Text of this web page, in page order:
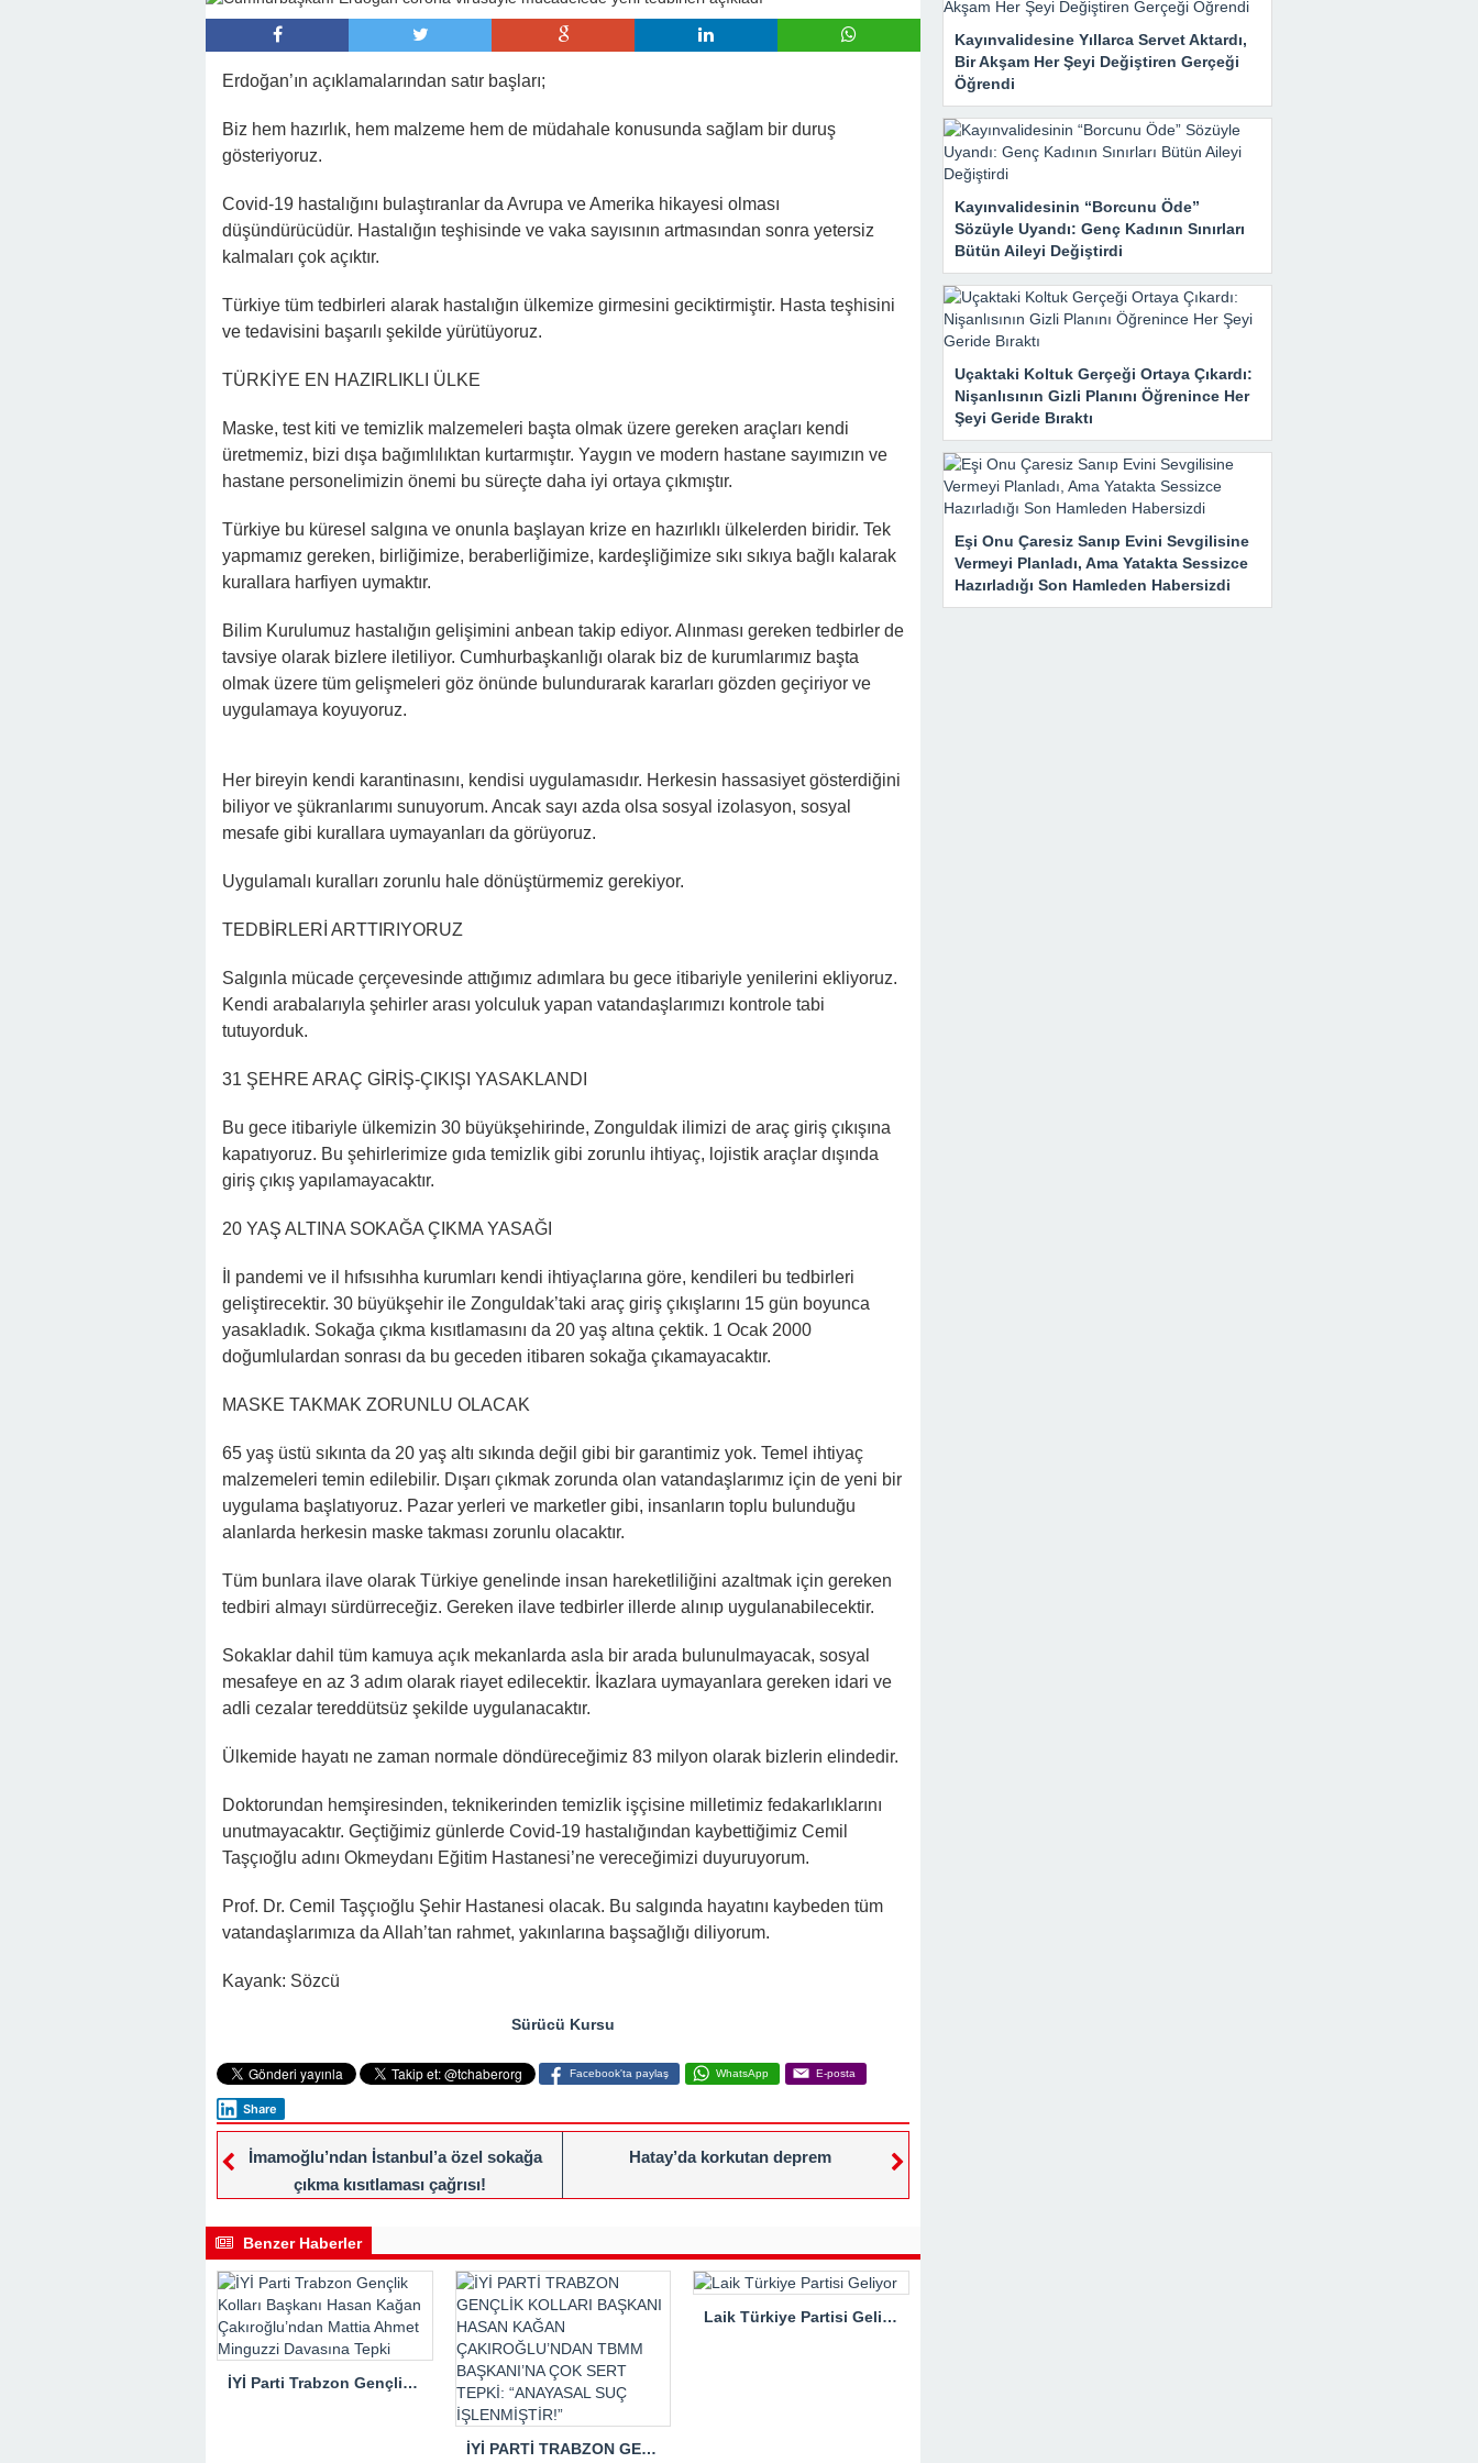
22:16 -Hapisten Dönen Kayınpederini Mahzene Saklamak İstediler, Gelini Gerçeği Ortaya Çıkardı
Erdoğan’ın açıklamalarından satır başları;
Biz hem hazırlık, hem malzeme hem de müdahale konusunda sağlam bir duruş
gösteriyoruz.
Covid-19 hastalığını bulaştıranlar da Avrupa ve Amerika hikayesi olması
düşündürücüdür. Hastalığın teşhisinde ve vaka sayısının artmasından sonra yetersiz
kalmaları çok açıktır.
Türkiye tüm tedbirleri alarak hastalığın ülkemize girmesini geciktirmiştir. Hasta teşhisini
ve tedavisini başarılı şekilde yürütüyoruz.
TÜRKİYE EN HAZIRLIKLI ÜLKE
Maske, test kiti ve temizlik malzemeleri başta olmak üzere gereken araçları kendi
üretmemiz, bizi dışa bağımlılıktan kurtarmıştır. Yaygın ve modern hastane sayımızın ve
hastane personelimizin önemi bu süreçte daha iyi ortaya çıkmıştır.
Türkiye bu küresel salgına ve onunla başlayan krize en hazırlıklı ülkelerden biridir. Tek
yapmamız gereken, birliğimize, beraberliğimize, kardeşliğimize sıkı sıkıya bağlı kalarak
kurallara harfiyen uymaktır.
Bilim Kurulumuz hastalığın gelişimini anbean takip ediyor. Alınması gereken tedbirler de
tavsiye olarak bizlere iletiliyor. Cumhurbaşkanlığı olarak biz de kurumlarımız başta
olmak üzere tüm gelişmeleri göz önünde bulundurarak kararları gözden geçiriyor ve
uygulamaya koyuyoruz.
Her bireyin kendi karantinasını, kendisi uygulamasıdır. Herkesin hassasiyet gösterdiğini
biliyor ve şükranlarımı sunuyorum. Ancak sayı azda olsa sosyal izolasyon, sosyal
mesafe gibi kurallara uymayanları da görüyoruz.
Uygulamalı kuralları zorunlu hale dönüştürmemiz gerekiyor.
TEDBİRLERİ ARTTIRIYORUZ
Salgınla mücade çerçevesinde attığımız adımlara bu gece itibariyle yenilerini ekliyoruz.
Kendi arabalarıyla şehirler arası yolculuk yapan vatandaşlarımızı kontrole tabi
tutuyorduk.
31 ŞEHRE ARAÇ GİRİŞ-ÇIKIŞI YASAKLANDI
Bu gece itibariyle ülkemizin 30 büyükşehirinde, Zonguldak ilimizi de araç giriş çıkışına
kapatıyoruz. Bu şehirlerimize gıda temizlik gibi zorunlu ihtiyaç, lojistik araçlar dışında
giriş çıkış yapılamayacaktır.
20 YAŞ ALTINA SOKAĞA ÇIKMA YASAĞI
İl pandemi ve il hıfsısıhha kurumları kendi ihtiyaçlarına göre, kendileri bu tedbirleri
geliştirecektir. 30 büyükşehir ile Zonguldak’taki araç giriş çıkışlarını 15 gün boyunca
yasakladık. Sokağa çıkma kısıtlamasını da 20 yaş altına çektik. 1 Ocak 2000
doğumlulardan sonrası da bu geceden itibaren sokağa çıkamayacaktır.
MASKE TAKMAK ZORUNLU OLACAK
65 yaş üstü sıkınta da 20 yaş altı sıkında değil gibi bir garantimiz yok. Temel ihtiyaç
malzemeleri temin edilebilir. Dışarı çıkmak zorunda olan vatandaşlarımız için de yeni bir
uygulama başlatıyoruz. Pazar yerleri ve marketler gibi, insanların toplu bulunduğu
alanlarda herkesin maske takması zorunlu olacaktır.
Tüm bunlara ilave olarak Türkiye genelinde insan hareketliliğini azaltmak için gereken
tedbiri almayı sürdürreceğiz. Gereken ilave tedbirler illerde alınıp uygulanabilecektir.
Sokaklar dahil tüm kamuya açık mekanlarda asla bir arada bulunulmayacak, sosyal
mesafeye en az 3 adım olarak riayet edilecektir. İkazlara uymayanlara gereken idari ve
adli cezalar tereddütsüz şekilde uygulanacaktır.
Ülkemide hayatı ne zaman normale döndüreceğimiz 83 milyon olarak bizlerin elindedir.
Doktorundan hemşiresinden, teknikerinden temizlik işçisine milletimiz fedakarlıklarını
unutmayacaktır. Geçtiğimiz günlerde Covid-19 hastalığından kaybettiğimiz Cemil
Taşçıoğlu adını Okmeydanı Eğitim Hastanesi’ne vereceğimizi duyuruyorum.
Prof. Dr. Cemil Taşçıoğlu Şehir Hastanesi olacak. Bu salgında hayatını kaybeden tüm
vatandaşlarımıza da Allah’tan rahmet, yakınlarına başsağlığı diliyorum.
Kayank: Sözcü
Sürücü Kursu
Facebook'ta paylaş WhatsApp E-posta
Share
İmamoğlu’ndan İstanbul’a özel sokağa
çıkma kısıtlaması çağrısı!
Hatay’da korkutan deprem
Benzer Haberler
İYİ Parti Trabzon Gençlik Kolları Başkanı Hasan Kağan Çakıroğlu’ndan Mattia Ahmet Minguzzi Davasına Tepki
İYİ PARTİ TRABZON GENÇLİK KOLLARI BAŞKANI HASAN KAĞAN ÇAKIROĞLU’NDAN TBMM BAŞKANI’NA ÇOK SERT TEPKİ: “ANAYASAL SUÇ İŞLENMİŞTİR!”
Laik Türkiye Partisi Geliyor
Kayınvalidesine Yıllarca Servet Aktardı,
Bir Akşam Her Şeyi Değiştiren Gerçeği
Öğrendi
Kayınvalidesinin “Borcunu Öde”
Sözüyle Uyandı: Genç Kadının Sınırları
Bütün Aileyi Değiştirdi
Uçaktaki Koltuk Gerçeği Ortaya Çıkardı:
Nişanlısının Gizli Planını Öğrenince Her
Şeyi Geride Bıraktı
Eşi Onu Çaresiz Sanıp Evini Sevgilisine
Vermeyi Planladı, Ama Yatakta Sessizce
Hazırladığı Son Hamleden Habersizdi